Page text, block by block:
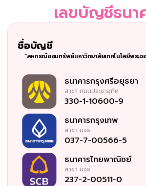
เลขบัญชีธนา
ชื่อบัญชี
“สหกรณ์ออมทรัพย์มหาวิทยาลัยเทคโนโลยีพระจ
ธนาคารกรุงศรีอยุธยา
สาขา ถนนประชาอุทิศ
330-1-10600-9
ธนาคารกรุงเทพ
สาขา มจธ.
037-7-00566-5
ธนาคารไทยพาณิชย์
สาขา มจธ.
237-2-00511-0